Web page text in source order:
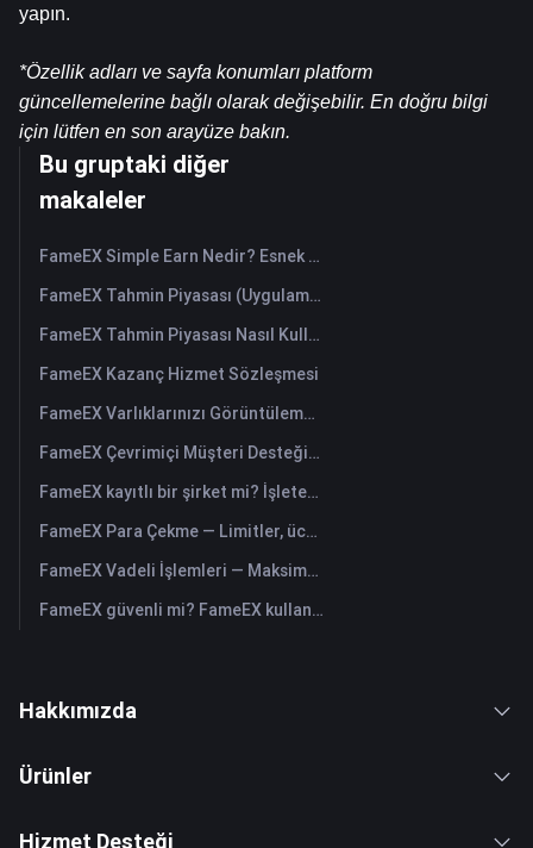
yapın.
*Özellik adları ve sayfa konumları platform
güncellemelerine bağlı olarak değişebilir. En doğru bilgi
için lütfen en son arayüze bakın.
Bu gruptaki diğer
makaleler
FameEX Simple Earn Nedir? Esnek ve Sabit Ürünlere İlişkin Bir Kılavuz
FameEX Tahmin Piyasası (Uygulaması) Nasıl Kullanılır?
FameEX Tahmin Piyasası Nasıl Kullanılır? (Web)
FameEX Kazanç Hizmet Sözleşmesi
FameEX Varlıklarınızı Görüntüleme ve Para Transferi Nasıl Yapılır? (Uygulama)
FameEX Çevrimiçi Müşteri Desteğiyle Nasıl İletişime Geçilir?
FameEX kayıtlı bir şirket mi? İşleten tüzel kişilik ve kayıt
FameEX Para Çekme — Limitler, ücretler ve süreler
FameEX Vadeli İşlemleri — Maksimum kaldıraç, ücretler ve USDⓈ-M sürekli
FameEX güvenli mi? FameEX kullanıcı varlıklarını nasıl korur
Hakkımızda
Ürünler
Hizmet Desteği